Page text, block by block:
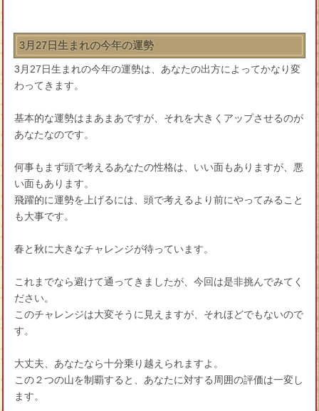
3月27日生まれの今年の運勢
3月27日生まれの今年の運勢は、あなたの出方によってかなり変
わってきます。
基本的な運勢はまあまあですが、それを大きくアップさせるのが
あなたなのです。
何事もまず頭で考えるあなたの性格は、いい面もありますが、悪
い面もあります。
飛躍的に運勢を上げるには、頭で考えるより前にやってみること
も大事です。
春と秋に大きなチャレンジが待っています。
これまでなら避けて通ってきましたが、今回は是非挑んでみてく
ださい。
このチャレンジは大変そうに見えますが、それほどでもないので
す。
大丈夫、あなたなら十分乗り越えられますよ。
この２つの山を制覇すると、あなたに対する周囲の評価は一変し
ます。